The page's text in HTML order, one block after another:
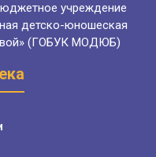
учреждение
детско-юношеская
(ГОБУК МОДЮБ)